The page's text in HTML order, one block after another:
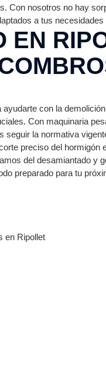
Con nosotros no hay
a tus necesidades
EN
con la
Con maquinaria
la normativa
preciso del hormigón
del desamiantado y
preparado para tu